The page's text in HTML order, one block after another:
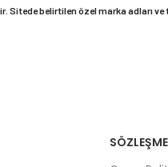
Sitede belirtilen özel marka adları